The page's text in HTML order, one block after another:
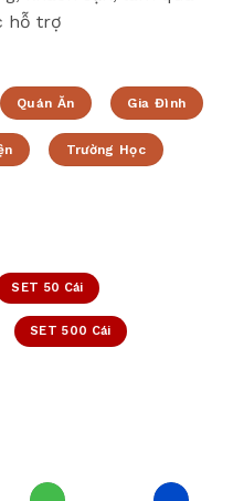
hỗ trợ
Quán Ăn Gia Đình
Trường Học
SET 50 Cái
SET 500 Cái